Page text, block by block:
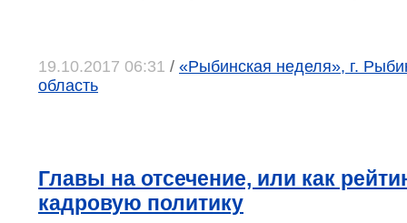
19.10.2017 06:31 / «Рыбинская неделя», г.
область
Главы на отсечение, или как
кадровую политику